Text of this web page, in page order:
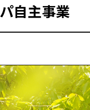
自主事業